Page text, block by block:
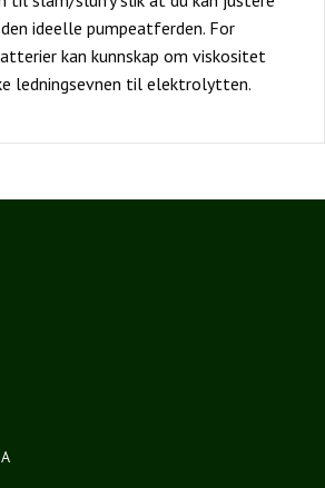
ideelle pumpeatferden. For
kan kunnskap om viskositet
ledningsevnen til elektrolytten.